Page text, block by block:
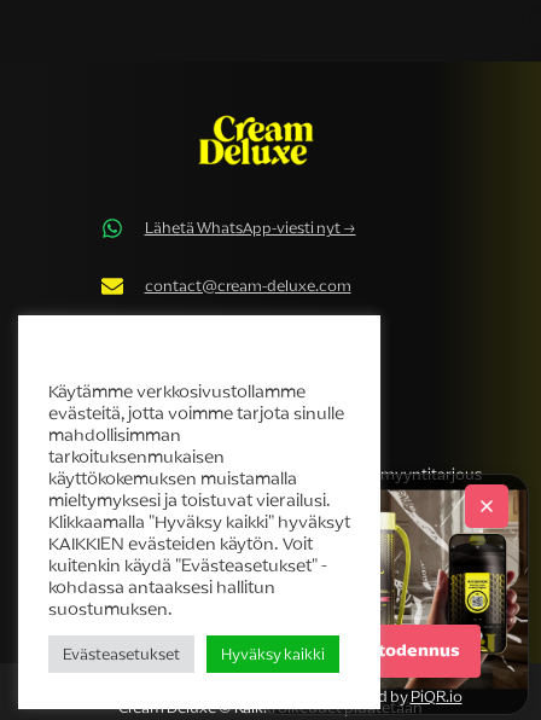
Aloita todennus
powered byPiQR.io
Lähetä WhatsApp-viesti nyt →
contact@cream-deluxe.com
YRITYS
Meidän tarinamme
Tuotteet
Helpdesk
Blogi
Ota yhteyttä
TUKKU
Hanki tukkumyyntitarjous
Cream Deluxe © Kaikki oikeudet pidätetään
Käytämme verkkosivustollamme
evästeitä, jotta voimme tarjota sinulle
mahdollisimman
tarkoituksenmukaisen
käyttökokemuksen muistamalla
mieltymyksesi ja toistuvat vierailusi.
Klikkaamalla "Hyväksy kaikki" hyväksyt
KAIKKIEN evästeiden käytön. Voit
kuitenkin käydä "Evästeasetukset" -
kohdassa antaaksesi hallitun
suostumuksen.
Evästeasetukset Hyväksy kaikki